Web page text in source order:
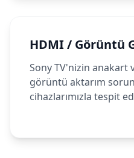
HDMI / Görüntü
Sony TV'nizin anakart
görüntü aktarım
cihazlarımızla tespit